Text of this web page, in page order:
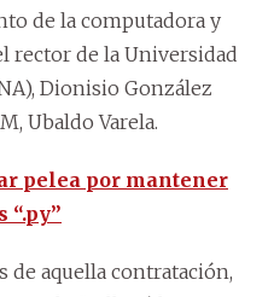
de la computadora y
rector de la Universidad
Dionisio González
Ubaldo Varela.
pelea por mantener
“.py”
de aquella contratación,